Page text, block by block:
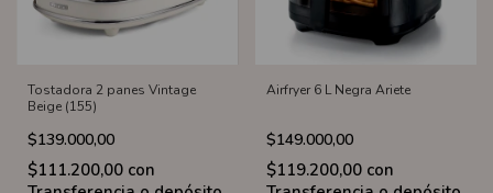
Tostadora 2 panes Vintage
Beige (155)
$139.000,00
$111.200,00 con
Airfryer 6 L Negra Ariete
$149.000,00
$119.200,00 con